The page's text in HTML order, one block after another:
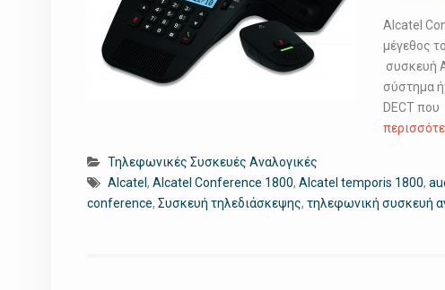
Alcatel
μέγεθος
συσκευή
σύστημα
DECT
Τηλεφωνικές Συσκευές Αναλογικές
Alcatel , Alcatel Conference 1800, Alcatel temporis 1800,
conference, Συσκευή τηλεδιάσκεψης, τηλεφωνική συσκευή